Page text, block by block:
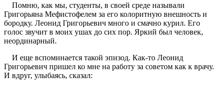
Помню, как мы, студенты, в своей среде называли
Григорьяна Мефистофелем за его колоритную внешность и
бородку. Леонид Григорьевич много и смачно курил. Его
голос звучит в моих ушах до сих пор. Яркий был человек,
неординарный.
И еще вспоминается такой эпизод. Как-то Леонид
Григорьевич пришел ко мне на работу за советом как к врачу.
И вдруг, улыбаясь, сказал: